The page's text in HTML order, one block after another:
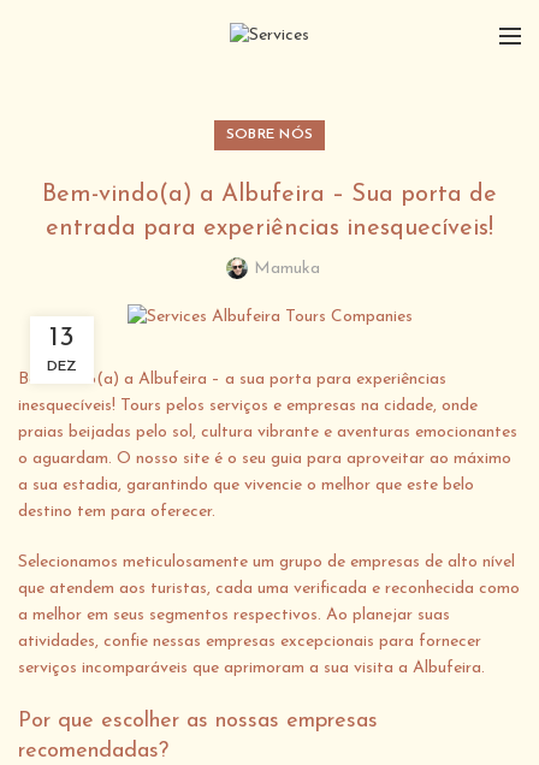
SOBRE NÓS
Bem-vindo(a) a Albufeira – Sua porta de
entrada para experiências inesquecíveis!
Mamuka
13
DEZ
Bem-vindo(a) a Albufeira – a sua porta para experiências
inesquecíveis! Tours pelos serviços e empresas na cidade, onde
praias beijadas pelo sol, cultura vibrante e aventuras emocionantes
o aguardam. O nosso site é o seu guia para aproveitar ao máximo
a sua estadia, garantindo que vivencie o melhor que este belo
destino tem para oferecer.
Selecionamos meticulosamente um grupo de empresas de alto nível
que atendem aos turistas, cada uma verificada e reconhecida como
a melhor em seus segmentos respectivos. Ao planejar suas
atividades, confie nessas empresas excepcionais para fornecer
serviços incomparáveis que aprimoram a sua visita a Albufeira.
Por que escolher as nossas empresas
recomendadas?